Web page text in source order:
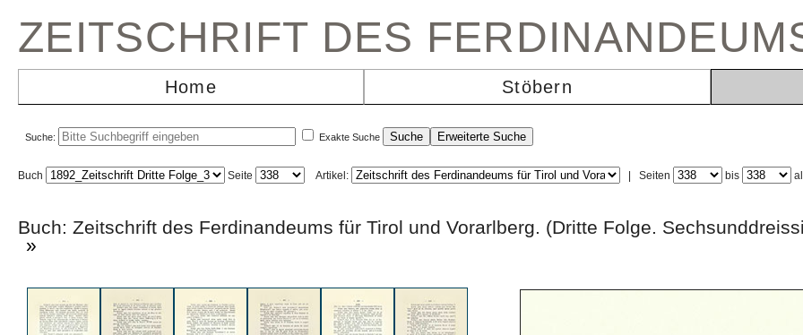
ZEITSCHRIFT DES
Home Stöbern
Suche: Exakte Suche
Buch Seite Artikel: Seiten bis
Buch: Zeitschrift des Ferdinandeums für Tirol und Vorarlberg. (Dritte Folge.
»